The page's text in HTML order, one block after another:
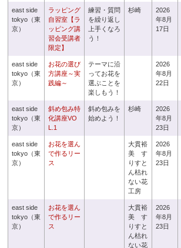
east side
tokyo（東
京）
ラッピング
自習室【ラ
ッピング講
習会受講者
限定】
練習・質問
を繰り返し
上手くなろ
う！
杉崎
2026
年8月
17日
east side
tokyo（東
京）
お花の選び
方講座～実
践編～
テーマに沿
ってお花を
選ぶことを
楽しもう！
2026
年8月
22日
east side
tokyo（東
京）
斜め包み特
化講座VO
L.1
斜め包みを
始めよう！
杉崎
2026
年8月
23日
east side
tokyo（東
京）
お花を選ん
で作るリー
ス
大貫裕
美 す
りすと
ん枯れ
ない花
工房
2026
年8月
23日
east side
tokyo（東
京）
お花を選ん
で作るリー
ス
大貫裕
美 す
りすと
ん枯れ
ない花
2026
年8月
23日